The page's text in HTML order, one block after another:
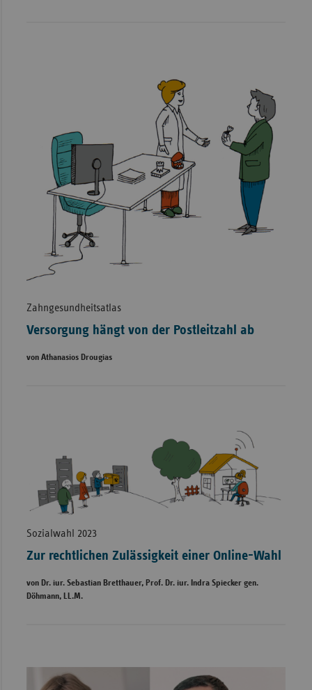
Zahngesundheitsatlas
Versorgung hängt von der Postleitzahl ab
von Athanasios Drougias
Sozialwahl 2023
Zur rechtlichen Zulässigkeit einer Online-Wahl
von Dr. iur. Sebastian Bretthauer, Prof. Dr. iur. Indra Spiecker gen.
Döhmann, LL.M.